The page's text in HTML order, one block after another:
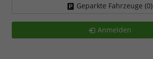
Geparkte Fahrzeuge (0)
Anmelden